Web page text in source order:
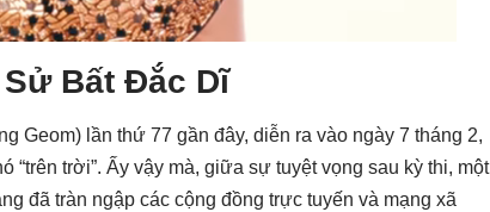
Bất Đắc Dĩ
Geom) lần thứ 77 gần đây, diễn ra vào ngày 7 tháng 2,
“trên trời”. Ấy vậy mà, giữa sự tuyệt vọng sau kỳ thi, một
đã tràn ngập các cộng đồng trực tuyến và mạng xã